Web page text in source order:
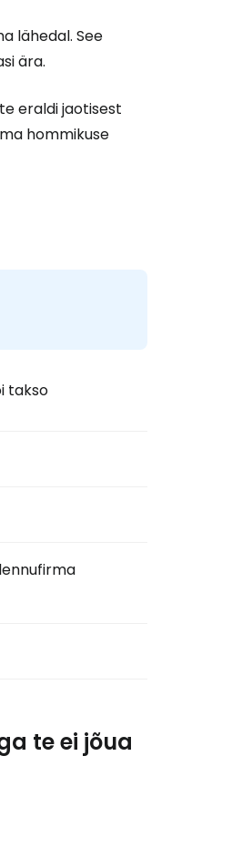
lähedal. See
ära.
eraldi jaotisest
hommikuse
takso
te ei jõua